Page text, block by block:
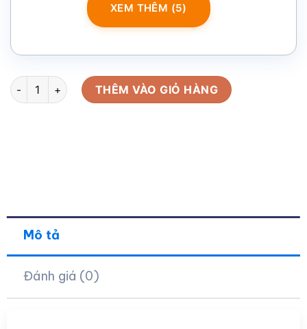
XEM THÊM (5)
Quà tặng Đại hội in logo bút ký kim loại xoáy 13cm BK-07 số
THÊM VÀO GIỎ HÀNG
Mô tả
Đánh giá (0)